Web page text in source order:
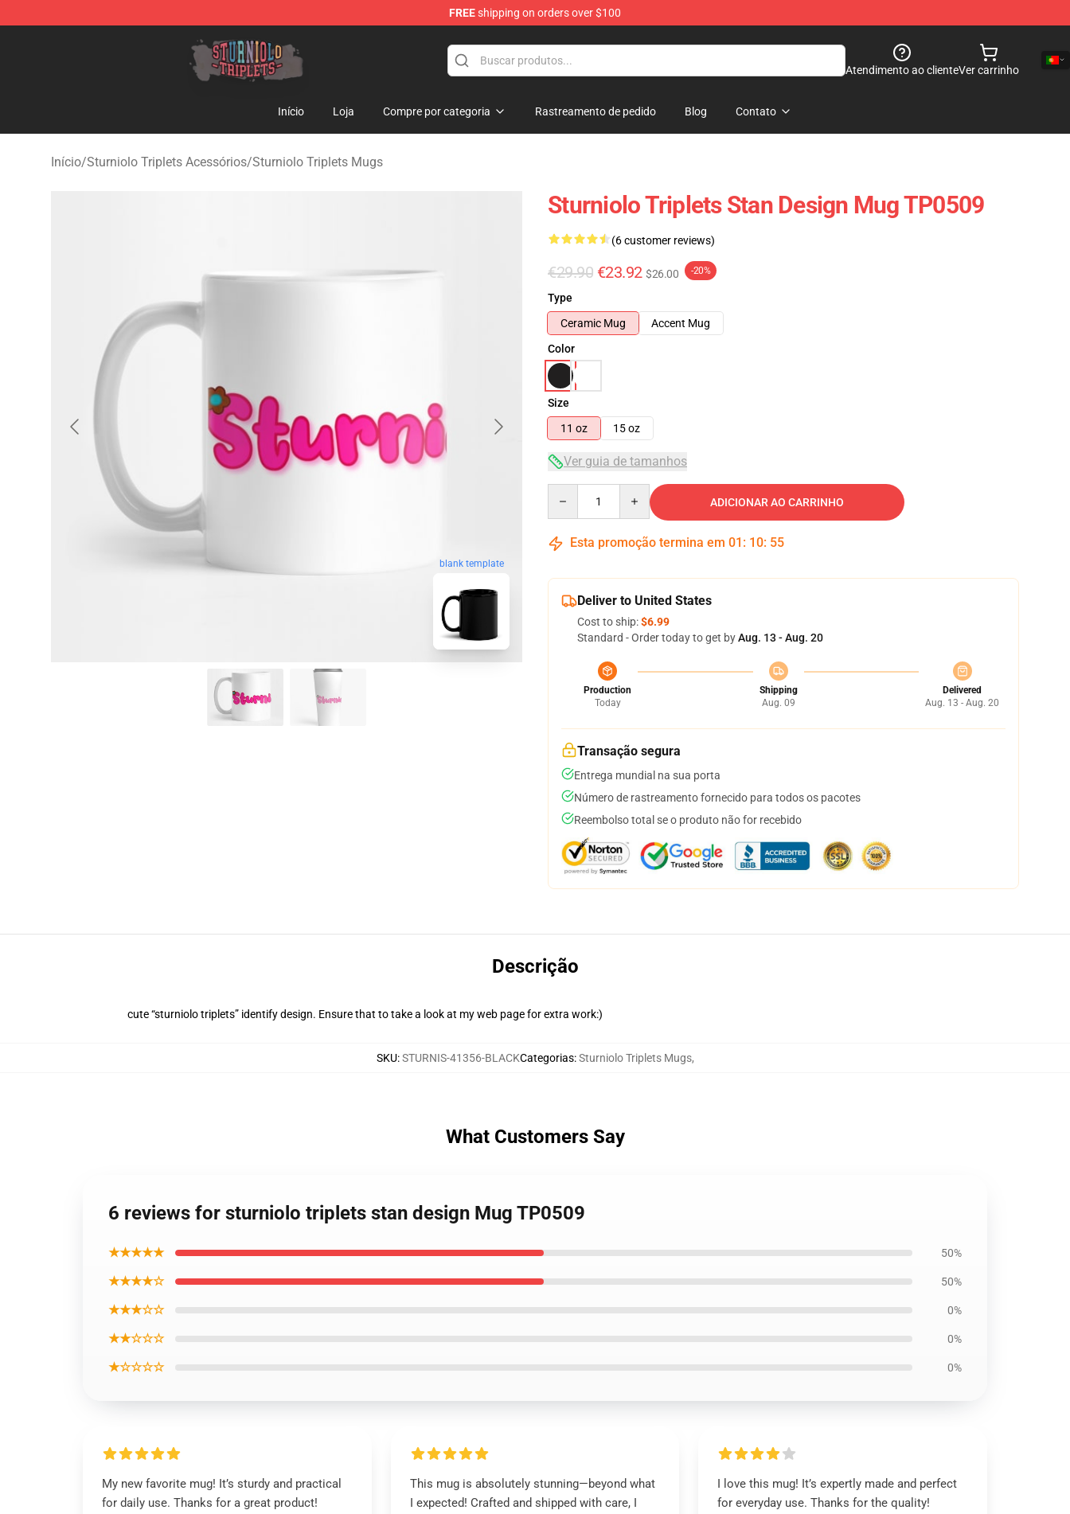
FREEshipping on orders over $100
Sturniolo Triplets Shop - Official Sturniolo Triplets Merchandise Store
Atendimento ao clienteVer carrinho
Início Loja Compre por categoria Rastreamento de pedido Blog Contato
Início/Sturniolo Triplets Acessórios/Sturniolo Triplets Mugs
blank template
Sturniolo Triplets Stan Design Mug TP0509
(6 customer reviews)
€29.90 €23.92 $26.00 -20%
Type
Ceramic Mug
Accent Mug
Color
Size
11 oz
15 oz
Ver guia de tamanhos
ADICIONAR AO CARRINHO
Esta promoção termina em 01 : 10: 54
Deliver to United States
Cost to ship:$6.99
Standard - Order today to get byAug. 13 - Aug. 20
Production
Today
Shipping
Aug. 09
Delivered
Aug. 13 - Aug. 20
Transação segura
Entrega mundial na sua porta
Número de rastreamento fornecido para todos os pacotes
Reembolso total se o produto não for recebido
Descrição
cute “sturniolo triplets” identify design. Ensure that to take a look at my web page for extra work:)
SKU:STURNIS-41356-BLACKCategorias:Sturniolo Triplets Mugs,
What Customers Say
6 reviews for sturniolo triplets stan design Mug TP0509
★★★★★ 50%
★★★★☆ 50%
★★★☆☆ 0%
★★☆☆☆ 0%
★☆☆☆☆ 0%
My new favorite mug! It’s sturdy and practical
for daily use. Thanks for a great product!
This mug is absolutely stunning—beyond what
I expected! Crafted and shipped with care, I
I love this mug! It’s expertly made and perfect
for everyday use. Thanks for the quality!